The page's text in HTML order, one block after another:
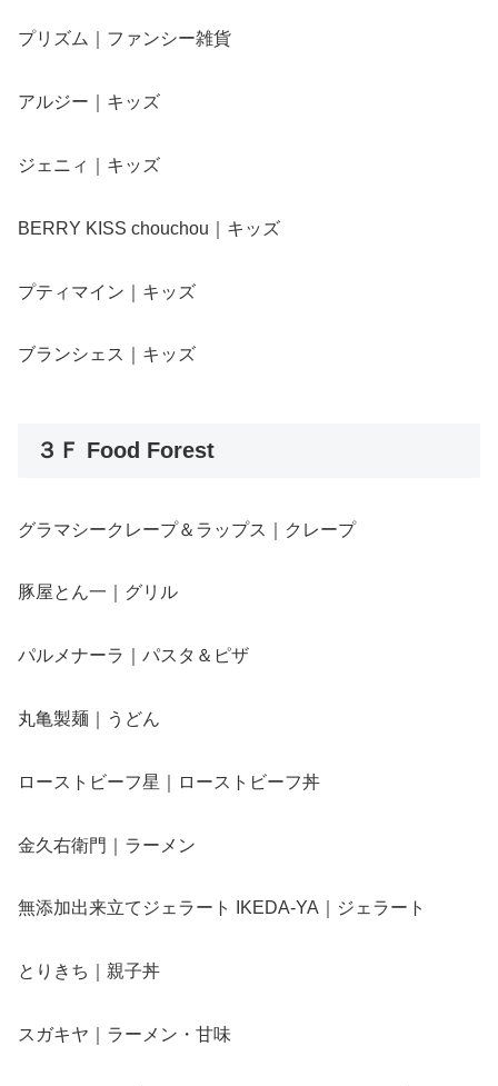
プリズム｜ファンシー雑貨
アルジー｜キッズ
ジェニィ｜キッズ
BERRY KISS chouchou｜キッズ
プティマイン｜キッズ
ブランシェス｜キッズ
３Ｆ Food Forest
グラマシークレープ＆ラップス｜クレープ
豚屋とん一｜グリル
パルメナーラ｜パスタ＆ピザ
丸亀製麺｜うどん
ローストビーフ星｜ローストビーフ丼
金久右衛門｜ラーメン
無添加出来立てジェラート IKEDA-YA｜ジェラート
とりきち｜親子丼
スガキヤ｜ラーメン・甘味